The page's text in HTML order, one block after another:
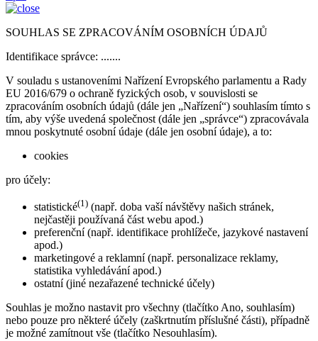
SOUHLAS SE ZPRACOVÁNÍM OSOBNÍCH ÚDAJŮ
Identifikace správce: .......
V souladu s ustanoveními Nařízení Evropského parlamentu a Rady
EU 2016/679 o ochraně fyzických osob, v souvislosti se
zpracováním osobních údajů (dále jen „Nařízení“) souhlasím tímto s
tím, aby výše uvedená společnost (dále jen „správce“) zpracovávala
mnou poskytnuté osobní údaje (dále jen osobní údaje), a to:
cookies
pro účely:
statistické(1) (např. doba vaší návštěvy našich stránek,
nejčastěji používaná část webu apod.)
preferenční (např. identifikace prohlížeče, jazykové nastavení
apod.)
marketingové a reklamní (např. personalizace reklamy,
statistika vyhledávání apod.)
ostatní (jiné nezařazené technické účely)
Souhlas je možno nastavit pro všechny (tlačítko Ano, souhlasím)
nebo pouze pro některé účely (zaškrtnutím příslušné části), případně
je možné zamítnout vše (tlačítko Nesouhlasím).